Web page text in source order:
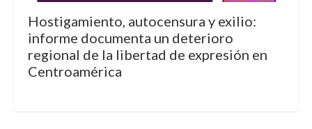
Hostigamiento, autocensura y exilio:
informe documenta un deterioro
regional de la libertad de expresión en
Centroamérica